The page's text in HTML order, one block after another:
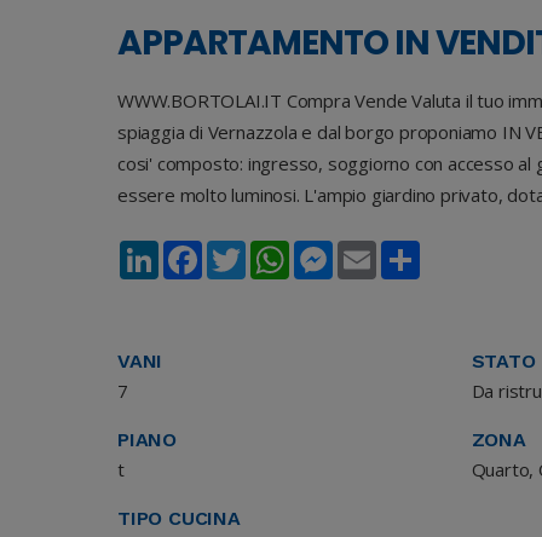
APPARTAMENTO IN
WWW.BORTOLAI.IT Compra Vende Valuta il tuo
spiaggia di Vernazzola e dal borgo proponiamo IN
cosi' composto: ingresso, soggiorno con accesso
essere molto luminosi. L'ampio giardino privato,
LinkedInFacebookTwitterWhatsAppMessenger
Email
VANI
7
STATO
Da
PIANO
t
ZONA
Quarto,
TIPO CUCINA